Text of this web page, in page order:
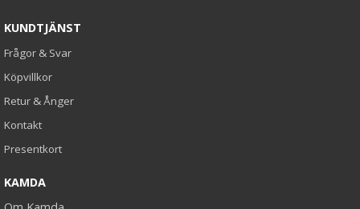
KUNDTJÄNST
Frågor & Svar
Köpvillkor
Retur & Ånger
Kontakt
Presentkort
KAMDA